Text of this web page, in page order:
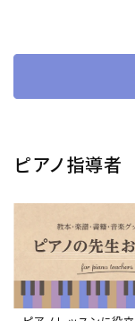
ピアノ指導